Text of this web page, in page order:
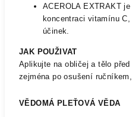
ACEROLA EXTRAKT
koncentraci vitamínu
účinek.
JAK POUŽIVAT
Aplikujte na obličej a tělo
zejména po osušení
VĚDOMÁ PLEŤOVÁ VĚDA